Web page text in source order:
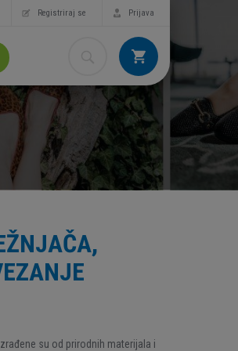
Prijava
Registriraj se
su od prirodnih materijala i